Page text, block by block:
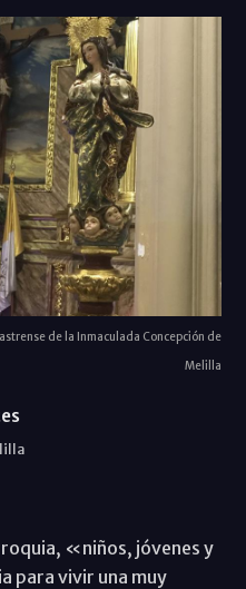
de la Inmaculada Concepción de
Melilla
«niños, jóvenes y
para vivir una muy